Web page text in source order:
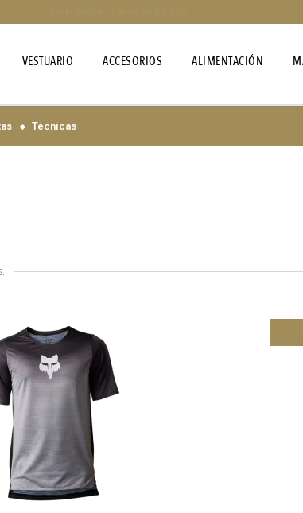
VESTUARIO ACCESORIOS ALIMENTACIÓN
Técnicas